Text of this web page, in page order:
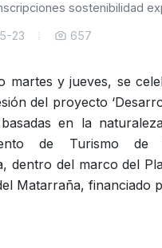
sostenibilidad
23 657
martes y jueves, se
del proyecto
en la
de Turismo
dentro del marco del
Matarraña, financiado